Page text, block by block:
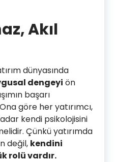
Akıl
dünyasında
dengeyi ön
başarı
göre her yatırımcı,
kendi psikolojisini
Çünkü yatırımda
değil, kendini
rolü vardır.